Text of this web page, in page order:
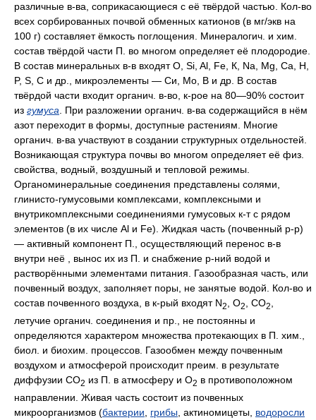
различные в-ва, соприкасающиеся с её твёрдой частью. Кол-во
всех сорбированных почвой обменных катионов (в мг/экв на
100 г) составляет ёмкость поглощения. Минералогич. и хим.
состав твёрдой части П. во многом определяет её плодородие.
В состав минеральных в-в входят О, Si, Al, Fe, К, Na, Mg, Ca, H,
P, S, С и др., микроэлементы — Си, Мо, В и др. В состав
твёрдой части входит органич. в-во, к-рое на 80—90% состоит
из гумуса . При разложении органич. в-ва содержащийся в нём
азот переходит в формы, доступные растениям. Многие
органич. в-ва участвуют в создании структурных отдельностей.
Возникающая структура почвы во многом определяет её физ.
свойства, водный, воздушный и тепловой режимы.
Органоминеральные соединения представлены солями,
глинисто-гумусовыми комплексами, комплексными и
внутрикомплексными соединениями гумусовых к-т с рядом
элементов (в их числе Аl и Fe). Жидкая часть (почвенный р-р)
— активный компонент П., осуществляющий перенос в-в
внутри неё , вынос их из П. и снабжение р-ний водой и
растворёнными элементами питания. Газообразная часть, или
почвенный воздух, заполняет поры, не занятые водой. Кол-во и
состав почвенного воздуха, в к-рый входят N2 , O2 , CO2
летучие органич. соединения и пр., не постоянны и
определяются характером множества протекающих в П. хим.,
биол. и биохим. процессов. Газообмен между почвенным
воздухом и атмосферой происходит преим. в результате
диффузии CO2 из П. в атмосферу и О2 в противоположном
направлении. Живая часть состоит из почвенных
микроорганизмов (бактерии грибы , актиномицеты, водоросли